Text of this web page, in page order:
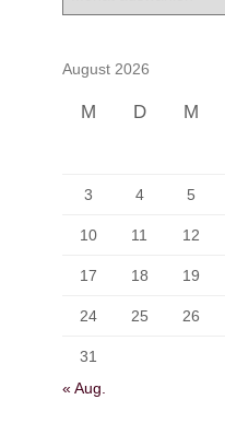
August 2026
M D M
3 4 5
10 11 12
17 18 19
24 25 26
31
« Aug.